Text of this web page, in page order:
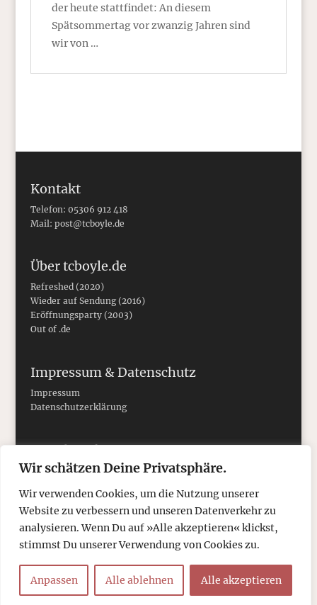
Wir schätzen Deine Privatsphäre.
Wir verwenden Cookies, um die Nutzung unserer
Website zu verbessern und unseren Datenverkehr zu
analysieren. Wenn Du auf »Alle akzeptieren« klickst,
stimmst Du unserer Verwendung von Cookies zu.
Anpassen Alle ablehnen Alle akzeptieren
der heute stattfindet: An diesem
Spätsommertag vor zwanzig Jahren sind
wir von …
Kontakt
Telefon: 05306 912 418
Mail: post@tcboyle.de
Über tcboyle.de
Refreshed (2020)
Wieder auf Sendung (2016)
Eröffnungsparty (2003)
Out of .de
Impressum & Datenschutz
Impressum
Datenschutzerklärung
Social Media